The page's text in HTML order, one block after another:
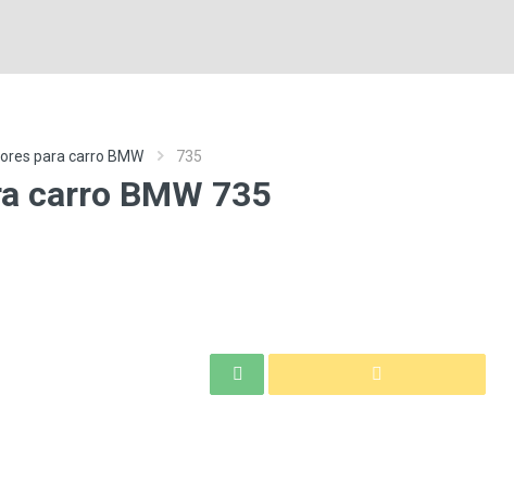
para carro BMW 735
carro BMW 735